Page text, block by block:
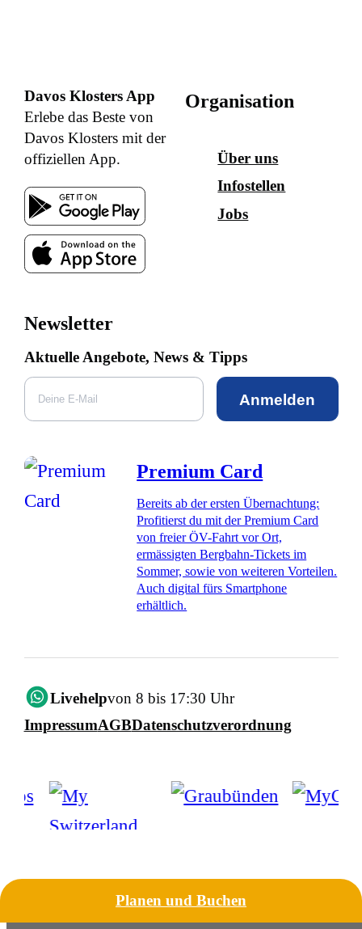
Davos Klosters App
Erlebe das Beste von
Davos Klosters mit der
offiziellen App.
Organisation
Über uns
Infostellen
Jobs
Newsletter
Aktuelle Angebote, News & Tipps
Anmelden
Premium Card
Bereits ab der ersten Übernachtung:
Profitierst du mit der Premium Card
von freier ÖV-Fahrt vor Ort,
ermässigten Bergbahn-Tickets im
Sommer, sowie von weiteren Vorteilen.
Auch digital fürs Smartphone
erhältlich.
Livehelpvon 8 bis 17:30 Uhr
ImpressumAGBDatenschutzverordnung
Planen und Buchen